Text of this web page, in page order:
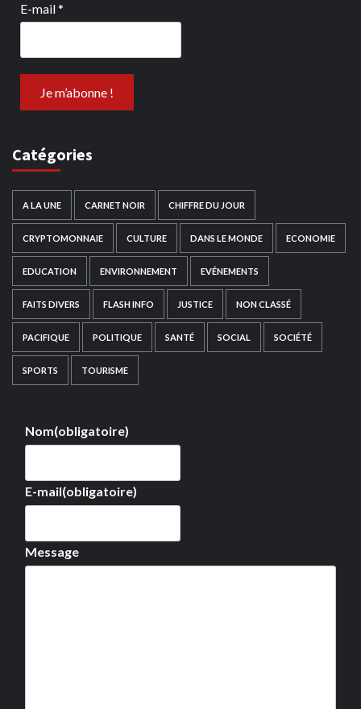
E-mail*
Catégories
A LA UNE CARNET NOIR CHIFFRE DU JOUR
CRYPTOMONNAIE CULTURE DANS LE MONDE ECONOMIE
EDUCATION ENVIRONNEMENT EVÉNEMENTS
FAITS DIVERS FLASH INFO JUSTICE NON CLASSÉ
PACIFIQUE POLITIQUE SANTÉ SOCIAL SOCIÉTÉ
SPORTS TOURISME
Nom(obligatoire)
E-mail(obligatoire)
Message